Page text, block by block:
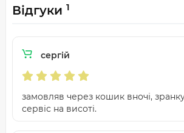
Відгуки 1
сергій
замовляв через кошик вночі,
сервіс на висоті.